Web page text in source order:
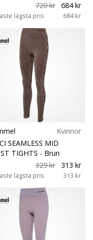
720 kr
684 kr
lägsta pris 684 kr
Kvinnor
SEAMLESS MID
TIGHTS - Brun
329 kr
313 kr
lägsta pris 313 kr